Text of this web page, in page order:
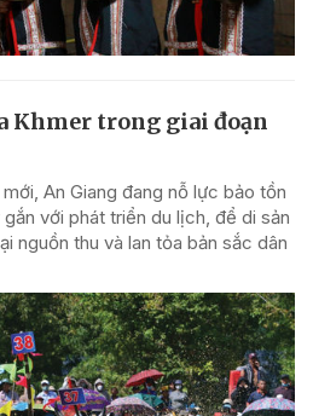
Khmer trong giai đoạn
An Giang đang nỗ lực bảo tồn
với phát triển du lịch, để di sản
nguồn thu và lan tỏa bản sắc dân